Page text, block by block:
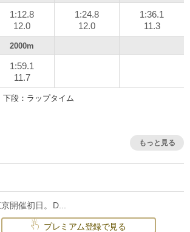
1:12.8
12.0
1:24.8
12.0
1:36.1
11.3
2000m
1:59.1
11.7
段：ラップタイム
もっと見る
開催初日。D...
プレミアム登録で見る